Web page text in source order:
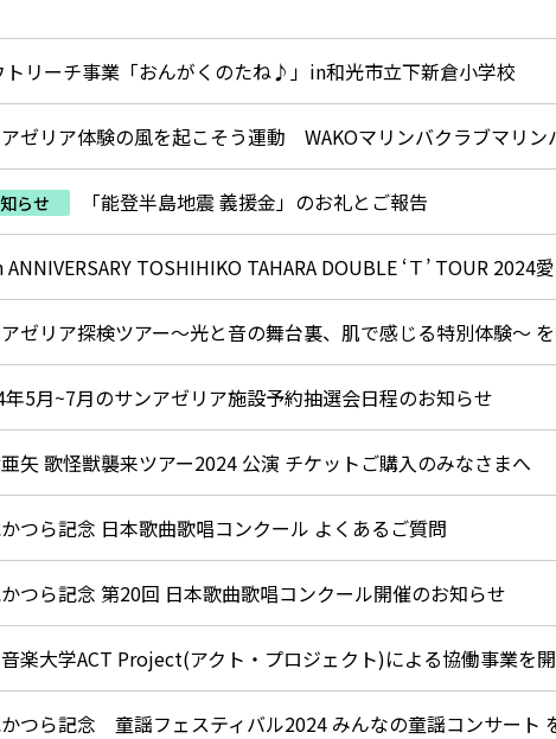
トリーチ事業「おんがくのたね♪」in和光市立下新倉小学校
ゼリア体験の風を起こそう運動 WAKOマリンバクラブマリ
らせ 「能登半島地震 義援金」のお礼とご報告
TOSHIHIKO TAHARA DOUBLE ‘Ｔ’ TOUR
ゼリア探検ツアー～光と音の舞台裏、肌で感じる特別体験～
年5月~7月のサンアゼリア施設予約抽選会日程のお知らせ
矢 歌怪獣襲来ツアー2024 公演 チケットご購入のみなさまへ
つら記念 日本歌曲歌唱コンクール よくあるご質問
つら記念 第20回 日本歌曲歌唱コンクール開催のお知らせ
楽大学ACT Project(アクト・プロジェクト)による協働事業を開
つら記念 童謡フェスティバル2024 みんなの童謡コンサート